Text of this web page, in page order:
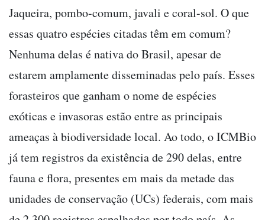
Jaqueira, pombo-comum, javali e coral-sol. O que
essas quatro espécies citadas têm em comum?
Nenhuma delas é nativa do Brasil, apesar de
estarem amplamente disseminadas pelo país. Esses
forasteiros que ganham o nome de espécies
exóticas e invasoras estão entre as principais
ameaças à biodiversidade local. Ao todo, o ICMBio
já tem registros da existência de 290 delas, entre
fauna e flora, presentes em mais da metade das
unidades de conservação (UCs) federais, com mais